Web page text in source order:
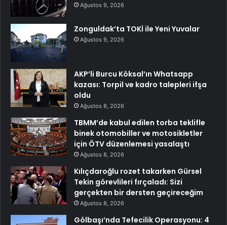
Ağustos 9, 2026
Zonguldak’ta TOKİ ile Yeni Yuvalar
Ağustos 9, 2026
AKP’li Burcu Köksal’ın Whatsapp
kazası: Torpil ve kadro talepleri ifşa
oldu
Ağustos 8, 2026
TBMM’de kabul edilen torba teklifle
binek otomobiller ve motosikletler
için ÖTV düzenlemesi yasalaştı
Ağustos 8, 2026
Kılıçdaroğlu rozet takarken Gürsel
Tekin görevlileri fırçaladı: Sizi
gerçekten bir dersten geçireceğim
Ağustos 8, 2026
Gölbaşı’nda Tefecilik Operasyonu: 4